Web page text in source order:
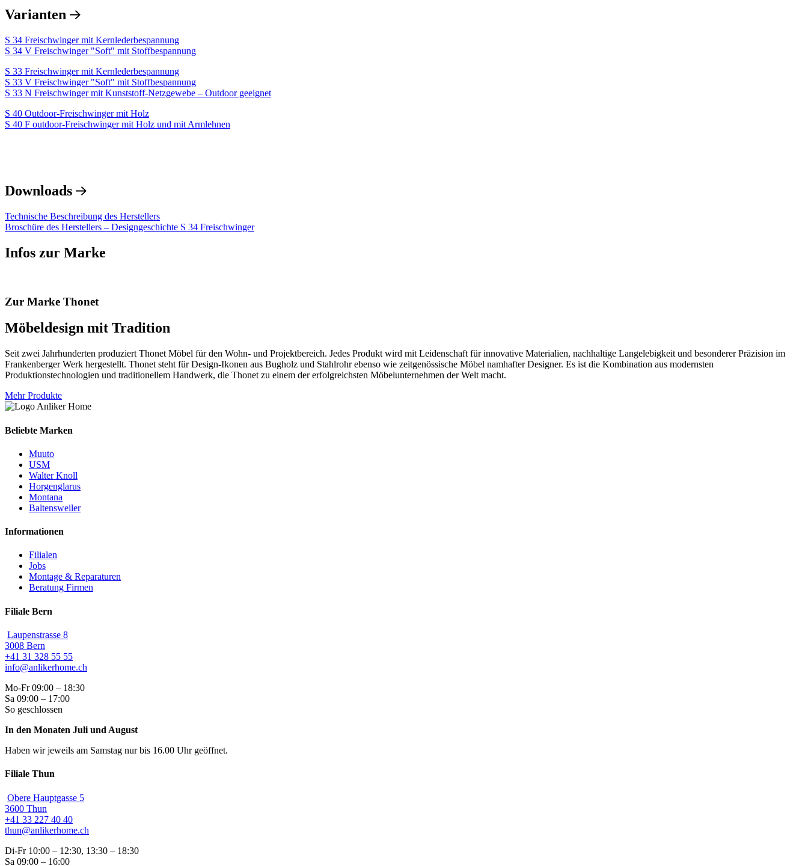
Varianten
S 34 Freischwinger mit Kernlederbespannung
S 34 V Freischwinger "Soft" mit Stoffbespannung
S 33 Freischwinger mit Kernlederbespannung
S 33 V Freischwinger "Soft" mit Stoffbespannung
S 33 N Freischwinger mit Kunststoff-Netzgewebe – Outdoor geeignet
S 40 Outdoor-Freischwinger mit Holz
S 40 F outdoor-Freischwinger mit Holz und mit Armlehnen
Downloads
Technische Beschreibung des Herstellers
Broschüre des Herstellers – Designgeschichte S 34 Freischwinger
Infos zur Marke
Zur Marke Thonet
Möbeldesign mit Tradition
Seit zwei Jahrhunderten produziert Thonet Möbel für den Wohn- und Projektbereich. Jedes Produkt wird mit Leidenschaft für innovative Materialien, nachhaltige Langelebigkeit und besonderer Präzision im
Frankenberger Werk hergestellt. Thonet steht für Design-Ikonen aus Bugholz und Stahlrohr ebenso wie zeitgenössische Möbel namhafter Designer. Es ist die Kombination aus modernsten
Produktionstechnologien und traditionellem Handwerk, die Thonet zu einem der erfolgreichsten Möbelunternehmen der Welt macht.
Mehr Produkte
Beliebte Marken
Muuto
USM
Walter Knoll
Horgenglarus
Montana
Baltensweiler
Informationen
Filialen
Jobs
Montage & Reparaturen
Beratung Firmen
Filiale Bern
Laupenstrasse 8
3008 Bern
+41 31 328 55 55
info@anlikerhome.ch
Mo-Fr 09:00 – 18:30
Sa 09:00 – 17:00
So geschlossen
In den Monaten Juli und August
Haben wir jeweils am Samstag nur bis 16.00 Uhr geöffnet.
Filiale Thun
Obere Hauptgasse 5
3600 Thun
+41 33 227 40 40
thun@anlikerhome.ch
Di-Fr 10:00 – 12:30, 13:30 – 18:30
Sa 09:00 – 16:00